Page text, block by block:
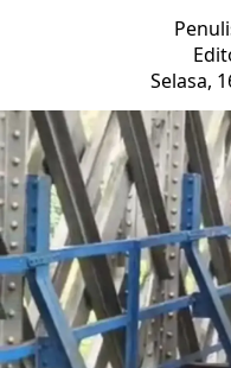
Selasa,